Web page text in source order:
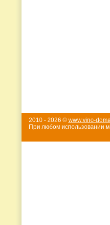
2010 - 2026 © www.vino-
При любом использовании